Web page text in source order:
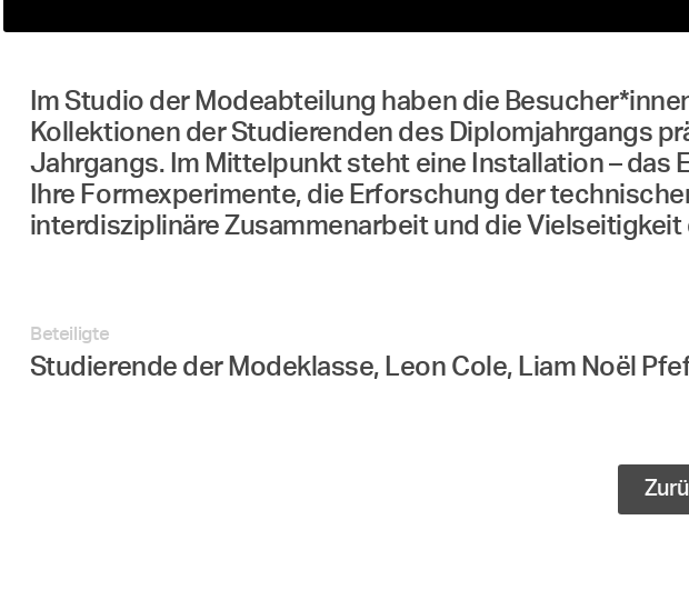
Im Studio der Modeabteilung haben die
Kollektionen der Studierenden des Diplomjahrgangs
Jahrgangs. Im Mittelpunkt steht eine Installation –
Ihre Formexperimente, die Erforschung der
interdisziplinäre Zusammenarbeit und die
Beteiligte
Studierende der Modeklasse, Leon Cole, Liam Noël